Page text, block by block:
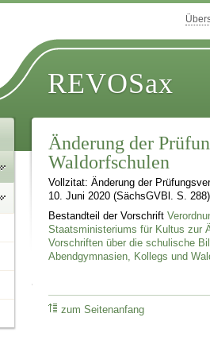
REVOSax
Änderung der
Waldorfschulen
Vollzitat: Änderung der
10. Juni 2020 (SächsGVBl. S. 288)
Bestandteil der Vorschrift
Staatsministeriums für Kultus zur
Vorschriften über die schulische
Abendgymnasien, Kollegs und
zum Seitenanfang